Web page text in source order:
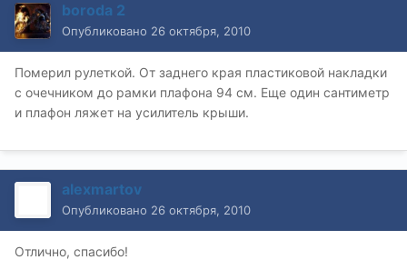
boroda 2
Опубликовано 26 октября, 2010
Померил рулеткой. От заднего края пластиковой накладки
с очечником до рамки плафона 94 см. Еще один сантиметр
и плафон ляжет на усилитель крыши.
alexmartov
Опубликовано 26 октября, 2010
Отлично, спасибо!